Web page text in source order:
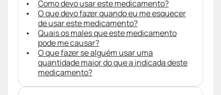
Como devo usar este medicamento?
O que devo fazer quando eu me esquecer
de usar este medicamento?
Quais os males que este medicamento
pode me causar?
O que fazer se alguém usar uma
quantidade maior do que a indicada deste
medicamento?